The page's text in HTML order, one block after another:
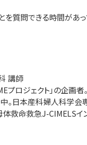
質問できる時間があっ
講師
プロジェクト」の企画
。日本産科婦人科学
救命救急J-CIMELSイ